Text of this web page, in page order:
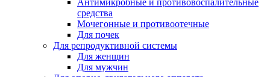
Антимикробные и противовоспалительные
средства
Мочегонные и противоотечные
Для почек
Для репродуктивной системы
Для женщин
Для мужчин